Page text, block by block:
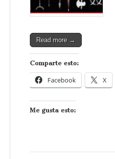
Read more →
Comparte esto:
Facebook X
Me gusta esto: